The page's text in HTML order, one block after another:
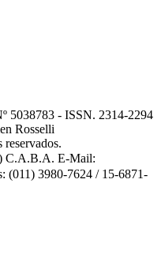
5038783 - ISSN. 2314-2294
Rosselli
reservados.
C.A.B.A. E-Mail:
(011) 3980-7624 / 15-6871-